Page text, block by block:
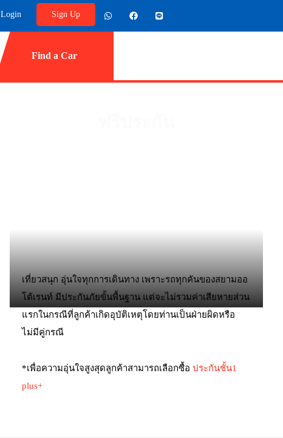
Login Sign Up
Find a Car
เที่ยวสนุก อุ่นใจทุกการเดินทาง เพราะรถทุกคันของสยามออ
โต้เรนท์ มีประกันภัยขั้นพื้นฐาน แต่จะไม่รวมค่าเสียหายส่วน
แรกในกรณีที่ลูกค้าเกิดอุบัติเหตุโดยท่านเป็นฝ่ายผิดหรือ
ไม่มีคู่กรณี
*เพื่อความอุ่นใจสูงสุดลูกค้าสามารถเลือกซื้อ ประกันชั้น1
plus+